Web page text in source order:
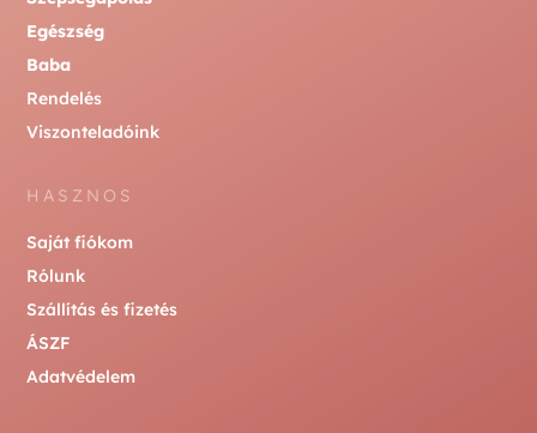
Egészség
Baba
Rendelés
Viszonteladóink
HASZNOS
Saját fiókom
Rólunk
Szállítás és fizetés
ÁSZF
Adatvédelem